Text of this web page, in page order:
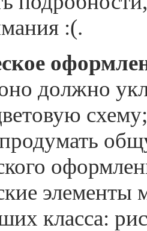
:(.
должно
элементы
класса: